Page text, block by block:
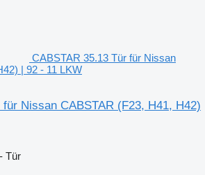
CABSTAR 35.13 Tür für Nissan
| 92 - 11 LKW
Nissan CABSTAR (F23, H41, H42)
Tür